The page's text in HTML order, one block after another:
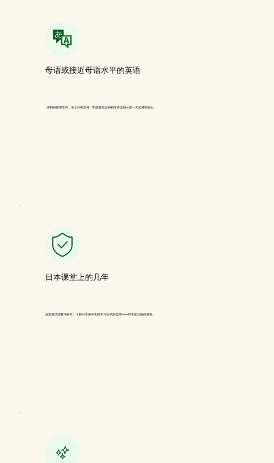
母语或接近母语水平的英语
流利的授课老师，加上日语支持，即使是完全的初学者也能从第一天起感到安心。
日本课堂上的几年
这里是已经教书多年、了解日本孩子实际学习方式的老师——而不是过路的游客。